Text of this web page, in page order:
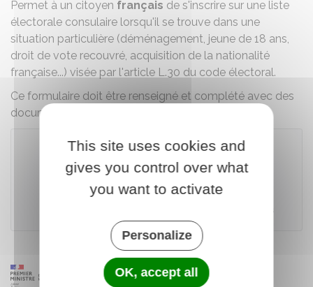
Permet à un citoyen français de s'inscrire sur une liste
électorale consulaire lorsqu'il se trouve dans une
situation particulière (déménagement, jeune de 18 ans,
droit de vote recouvré, acquisition de la nationalité
française...) visée par l'article L.30 du code électoral.
Ce formulaire doit être renseigné et complété avec des
documents justificatifs.
Télécharger le formulaire
This site uses cookies and
gives you control over what
you want to activate
Personalize
OK, accept all